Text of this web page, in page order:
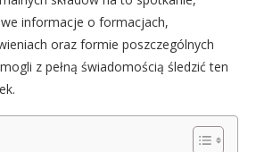
informacje o formacjach,
oraz formie poszczególnych
z pełną świadomością śledzić ten